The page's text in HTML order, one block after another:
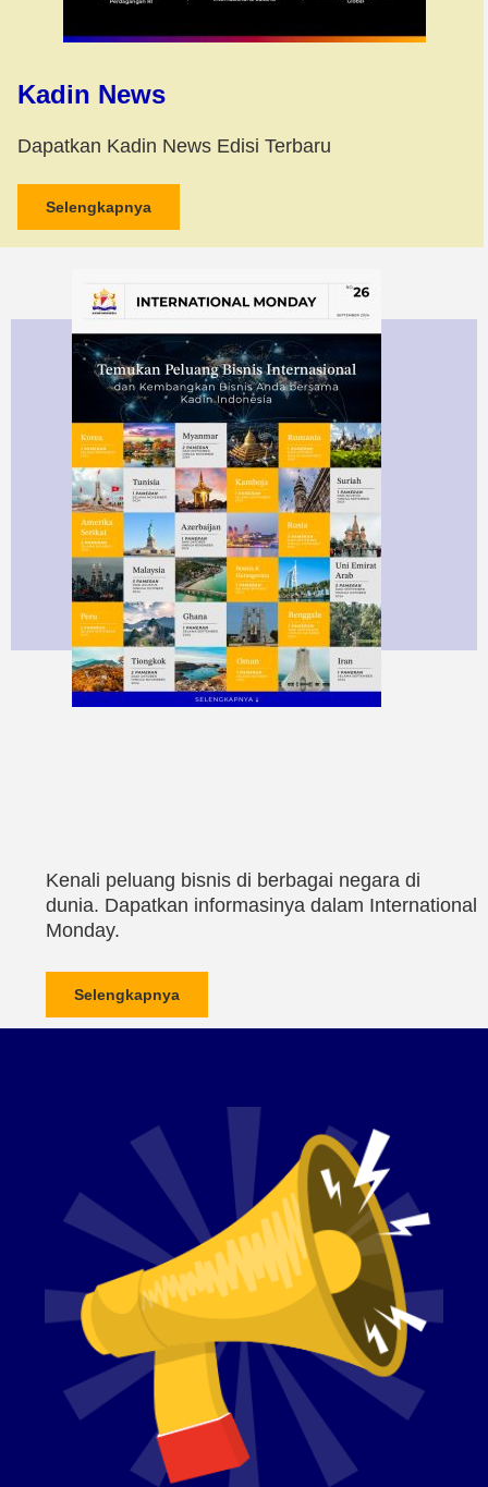
Kadin News
Dapatkan Kadin News Edisi Terbaru
Selengkapnya
Kenali peluang bisnis di berbagai negara di
dunia. Dapatkan informasinya dalam International
Monday.
Selengkapnya